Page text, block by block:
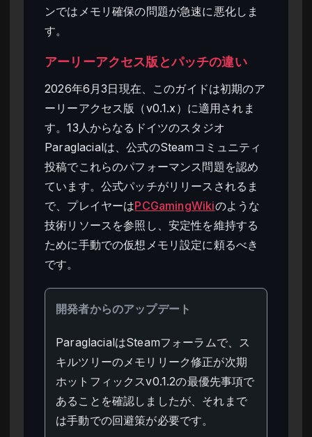
ンではメモリ確保の問題が急速に悪化しま
す。
アーリーアクセス版とパッチの違い
2026年6月3日現在、このガイドは初期のア
ーリーアクセス版（v0.1.x）に適用されま
す。13人からなるドイツのスタジオ
Paraglacialは、公式のSteamコミュニティ
投稿でこれらのパフォーマンス問題を認め
ています。公式パッチがリリースされるま
で、プレイヤーはPCGamingWikiのような
技術リソースを参照し、安定性を維持する
ために手動での仮想メモリ設定に頼るべき
です。
開発者からのアップデート
ParaglacialはSteamフォーラムで、ス
キルツリーのメモリリーク修正が次期
ホットフィックスv0.1.2の最優先事項で
あることを確認しましたが、それまで
は手動での回避策が必要です。